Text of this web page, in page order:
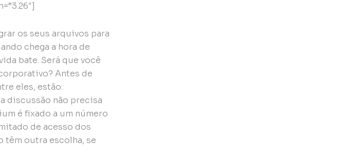
os seus arquivos para
chega a hora de
bate. Será que você
Antes de
eles, estão:
discussão não precisa
é fixado a um número
de acesso dos
têm outra escolha, se